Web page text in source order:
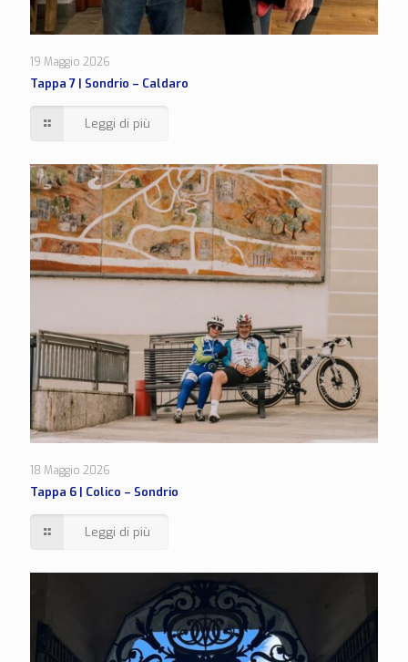
19 Maggio 2026
Tappa 7 | Sondrio – Caldaro
Leggi di più
18 Maggio 2026
Tappa 6 | Colico – Sondrio
Leggi di più